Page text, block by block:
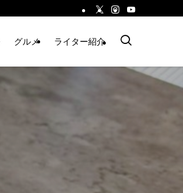
グルメ ライター紹介